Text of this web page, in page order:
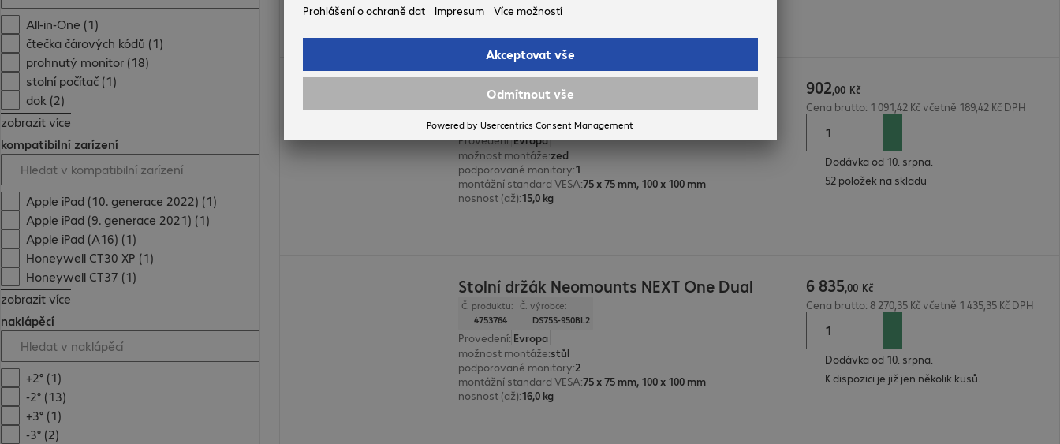
All-in-One (1)
čtečka čárových kódů (1)
prohnutý monitor (18)
stolní počítač (1)
dok (2)
zobrazit více
kompatibilní zarízení
Apple iPad (10. generace 2022) (1)
Apple iPad (9. generace 2021) (1)
Apple iPad (A16) (1)
Honeywell CT30 XP (1)
Honeywell CT37 (1)
zobrazit více
naklápěcí
+2° (1)
-2° (13)
+3° (1)
-3° (2)
Držák na monitor StarTech
Č. produktu:
4290887
Č. výrobce:
ARMWALLDS
Provedení:Evropa
možnost montáže:zeď
podporované monitory:1
montážní standard VESA:75 x 75 mm, 100 x 100 mm
nosnost (až):15,0 kg
902,00 Kč
Cena brutto: 1 091,42 Kč včetně 189,42 Kč DPH
Dodávka od 10. srpna.
52 položek na skladu
Stolní držák Neomounts NEXT One Dual
Č. produktu:
4753764
Č. výrobce:
DS75S-950BL2
Provedení: Evropa
možnost montáže:stůl
podporované monitory:2
montážní standard VESA:75 x 75 mm, 100 x 100 mm
nosnost (až):16,0 kg
6 835,00 Kč
Cena brutto: 8 270,35 Kč včetně 1 435,35 Kč DPH
Dodávka od 10. srpna.
K dispozici je již jen několik kusů.